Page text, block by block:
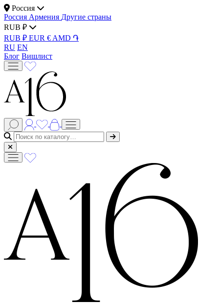
Россия
Россия Армения Другие страны
RUB ₽
RUB ₽ EUR € AMD ֏
RU EN
Блог Вишлист